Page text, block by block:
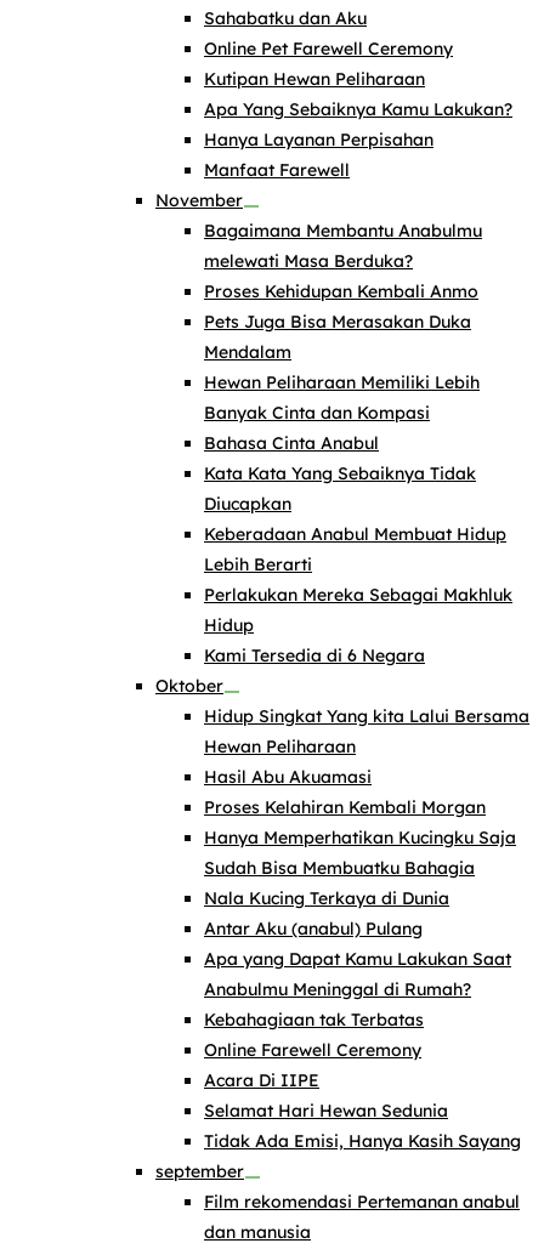
Sahabatku dan Aku
Online Pet Farewell Ceremony
Kutipan Hewan Peliharaan
Apa Yang Sebaiknya Kamu Lakukan?
Hanya Layanan Perpisahan
Manfaat Farewell
November
Bagaimana Membantu Anabulmu
melewati Masa Berduka?
Proses Kehidupan Kembali Anmo
Pets Juga Bisa Merasakan Duka
Mendalam
Hewan Peliharaan Memiliki Lebih
Banyak Cinta dan Kompasi
Bahasa Cinta Anabul
Kata Kata Yang Sebaiknya Tidak
Diucapkan
Keberadaan Anabul Membuat Hidup
Lebih Berarti
Perlakukan Mereka Sebagai Makhluk
Hidup
Kami Tersedia di 6 Negara
Oktober
Hidup Singkat Yang kita Lalui Bersama
Hewan Peliharaan
Hasil Abu Akuamasi
Proses Kelahiran Kembali Morgan
Hanya Memperhatikan Kucingku Saja
Sudah Bisa Membuatku Bahagia
Nala Kucing Terkaya di Dunia
Antar Aku (anabul) Pulang
Apa yang Dapat Kamu Lakukan Saat
Anabulmu Meninggal di Rumah?
Kebahagiaan tak Terbatas
Online Farewell Ceremony
Acara Di IIPE
Selamat Hari Hewan Sedunia
Tidak Ada Emisi, Hanya Kasih Sayang
september
Film rekomendasi Pertemanan anabul
dan manusia